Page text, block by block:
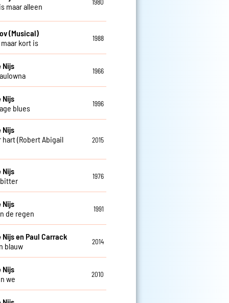
maar alleen
1980
(Musical)
kort is
1988
Nijs
1966
Nijs
blues
1996
Nijs
hart (Robert Abigail
2015
Nijs
1976
Nijs
de regen
1991
Nijs en Paul Carrack
blauw
2014
Nijs
we
2010